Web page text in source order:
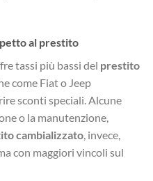
al prestito
tassi più bassi del prestito
come Fiat o Jeep
sconti speciali. Alcune
o la manutenzione,
cambializzato , invece,
con maggiori vincoli sul